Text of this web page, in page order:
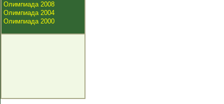
Олимпиада 2008
Олимпиада 2004
Олимпиада 2000